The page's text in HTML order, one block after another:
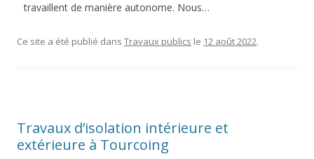
travaillent de manière autonome. Nous…
Ce site a été publié dans Travaux publics le 12 août 2022.
Travaux d’isolation intérieure et
extérieure à Tourcoing